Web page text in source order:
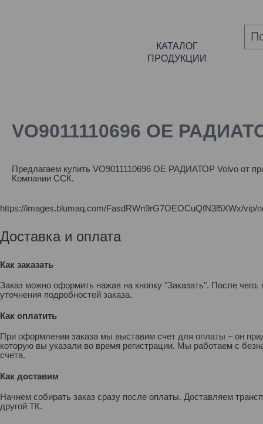
КАТАЛОГ
ПРОДУКЦИИ
VO9011110696 OE
Предлагаем купить VO9011110696 OE РАДИАТОР Volvo от
Компании ССК.
https://images.blumaq.com/FasdRWn9rG7OEOCuQfN3l5XWx/vip/
Доставка и оплата
Как заказать
Заказ можно оформить нажав на кнопку "Заказать". После
уточнения подробностей заказа.
Как оплатить
При оформлении заказа мы выставим счет для оплаты – он
которую вы указали во время регистрации. Мы работаем с
счета.
Как доставим
Начнем собирать заказ сразу после оплаты. Доставляем
другой ТК.